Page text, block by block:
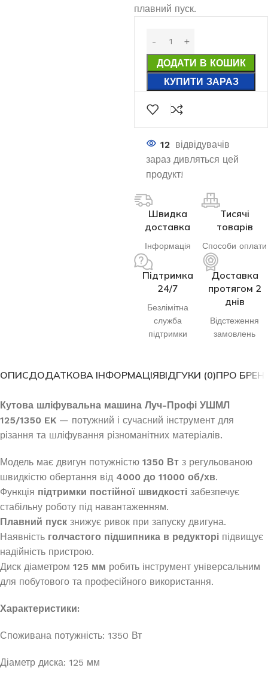
плавний пуск.
ДОДАТИ В КОШИК
КУПИТИ ЗАРАЗ
12 відвідувачів
зараз дивляться цей
продукт!
Швидка
доставка
Інформація
Тисячі
товарів
Способи оплати
Підтримка
24/7
Безлімітна
служба
підтримки
Доставка
протягом 2
днів
Відстеження
замовлень
ОПИСДОДАТКОВА ІНФОРМАЦІЯВІДГУКИ (0)ПРО
Кутова шліфувальна машина Луч-Профі УШМЛ
125/1350 EK — потужний і сучасний інструмент для
різання та шліфування різноманітних матеріалів.
Модель має двигун потужністю 1350 Вт з регульованою
швидкістю обертання від 4000 до 11000 об/хв.
Функція підтримки постійної швидкості забезпечує
стабільну роботу під навантаженням.
Плавний пуск знижує ривок при запуску двигуна.
Наявність голчастого підшипника в редукторі підвищує
надійність пристрою.
Диск діаметром 125 мм робить інструмент універсальним
для побутового та професійного використання.
Характеристики:
Споживана потужність: 1350 Вт
Діаметр диска: 125 мм